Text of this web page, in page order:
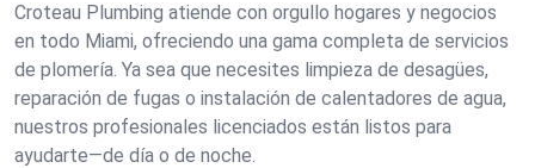
Croteau Plumbing atiende con orgullo hogares y negocios
en todo Miami, ofreciendo una gama completa de servicios
de plomería. Ya sea que necesites limpieza de desagües,
reparación de fugas o instalación de calentadores de agua,
nuestros profesionales licenciados están listos para
ayudarte—de día o de noche.